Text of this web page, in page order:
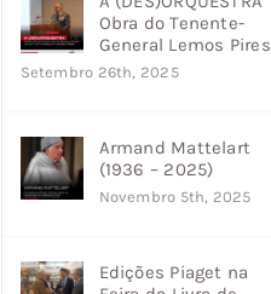
Obra do Tenente-
General Lemos Pires
Setembro 26th, 2025
Armand Mattelart
(1936 – 2025)
Novembro 5th, 2025
Edições Piaget na